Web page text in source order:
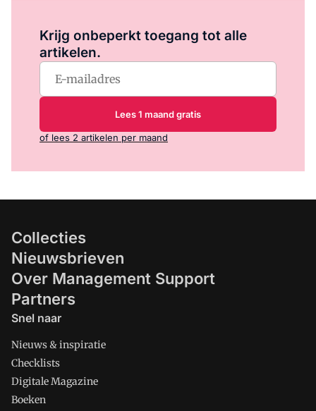
Krijg onbeperkt toegang tot alle
artikelen.
Lees 1 maand gratis
of lees 2 artikelen per maand
Collecties
Nieuwsbrieven
Over Management Support
Partners
Snel naar
Nieuws & inspiratie
Checklists
Digitale Magazine
Boeken